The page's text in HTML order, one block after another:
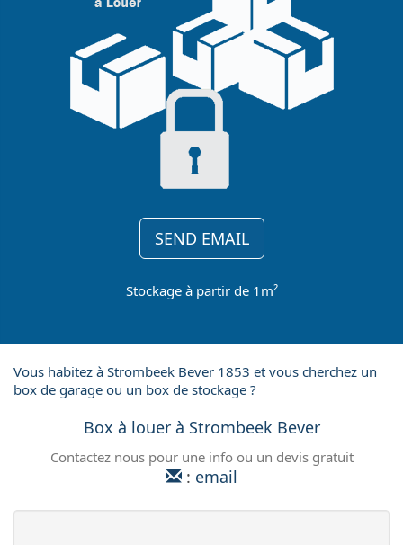
SEND EMAIL
Stockage à partir de 1m²
Vous habitez à Strombeek Bever 1853 et vous cherchez un
box de garage ou un box de stockage ?
Box à louer à Strombeek Bever
Contactez nous pour une info ou un devis gratuit
: email